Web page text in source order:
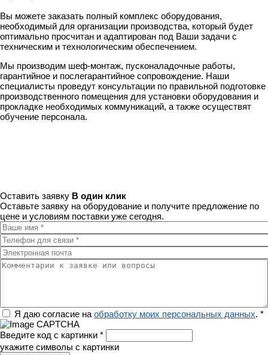
Вы можете заказать полный комплекс оборудования,
необходимый для организации производства, который будет
оптимально просчитан и адаптирован под Ваши задачи с
техническим и технологическим обеспечением.
Мы производим шеф-монтаж, пусконаладочные работы,
гарантийное и послегарантийное сопровождение. Наши
специалисты проведут консультации по правильной подготовке
производственного помещения для установки оборудования и
прокладке необходимых коммуникаций, а также осуществят
обучение персонала.
Оставить заявку В один клик
Оставьте заявку на оборудование и получите предложение по
цене и условиям поставки уже сегодня.
Ваше имя*
Телефон для связи
Электронная почта
Комментарии к заявке или вопросы
РегионЯ даю согласие на обработку моих персональных данных. *
Введите код с картинки *
укажите символы с картинки